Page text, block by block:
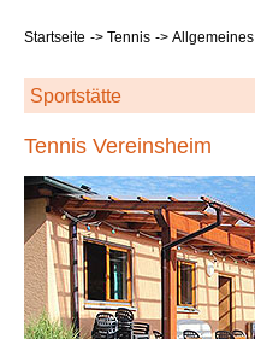
Startseite Tennis Allgemeines
Sportstätte
Tennis Vereinsheim